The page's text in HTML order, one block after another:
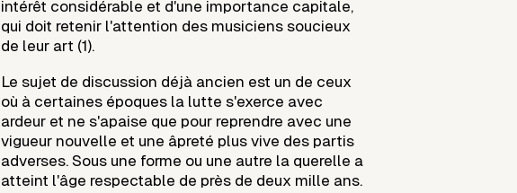
intérêt considérable et d'une importance capitale,
qui doit retenir l'attention des musiciens soucieux
de leur art (1).
Le sujet de discussion déjà ancien est un de ceux
où à certaines époques la lutte s'exerce avec
ardeur et ne s'apaise que pour reprendre avec une
vigueur nouvelle et une âpreté plus vive des partis
adverses. Sous une forme ou une autre la querelle a
atteint l'âge respectable de près de deux mille ans.